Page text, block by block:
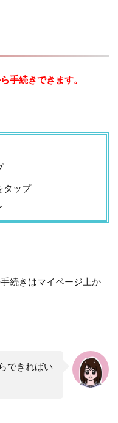
手続きできます。
タップ
続きはマイページ上か
できればい